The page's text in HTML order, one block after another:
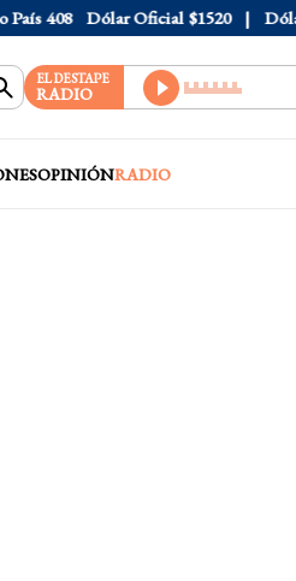
408 Dólar Oficial $1520 Dólar
EL DESTAPE
RADIO
OPINIÓNRADIO